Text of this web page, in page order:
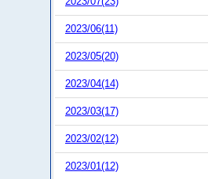
2023/06(11)
2023/05(20)
2023/04(14)
2023/03(17)
2023/02(12)
2023/01(12)